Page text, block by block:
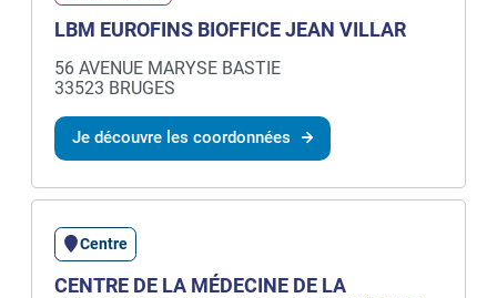
LBM EUROFINS BIOFFICE JEAN VILLAR
56 AVENUE MARYSE BASTIE
33523 BRUGES
Je découvre les coordonnées
Centre
CENTRE DE LA MÉDECINE DE LA